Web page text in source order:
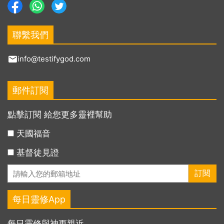
聯繫我們
info@testifygod.com
郵件訂閱
點擊訂閱 給您更多靈裡幫助
天國福音
基督徒見證
每日靈修App